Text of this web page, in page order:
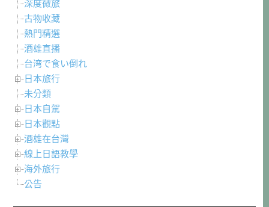
深度微旅
古物收藏
熱門精選
酒雄直播
台湾で食い倒れ
日本旅行
未分類
日本自駕
日本觀點
酒雄在台灣
線上日語教學
海外旅行
公告